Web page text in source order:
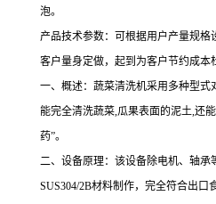
泡。
产品技术参数：可根据用户产量规格
客户量身定做，起到为客户节约成本
一、概述：蔬菜清洗机采用多种型式
能完全清洗蔬菜,瓜果表面的泥土,还
药”。
二、设备原理：该设备除电机、轴承
SUS304/2B材料制作，完全符合出